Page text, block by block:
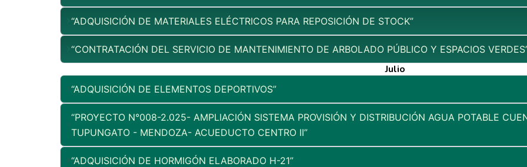
“ADQUISICIÓN DE MATERIALES ELÉCTRICOS PARA REPOSICIÓN DE STOCK”
“CONTRATACIÓN DEL SERVICIO DE MANTENIMIENTO DE ARBOLADO PÚBLICO Y ESPACIOS
Julio
“ADQUISICIÓN DE ELEMENTOS DEPORTIVOS”
“PROYECTO N°008-2.025- AMPLIACIÓN SISTEMA PROVISIÓN Y DISTRIBUCIÓN AGUA POTABLE
TUPUNGATO - MENDOZA- ACUEDUCTO CENTRO II”
“ADQUISICIÓN DE HORMIGÓN ELABORADO H-21”